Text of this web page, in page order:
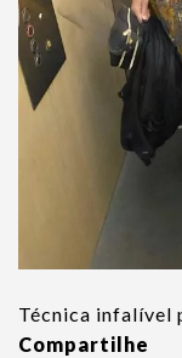
Técnica infalível
Compartilhe